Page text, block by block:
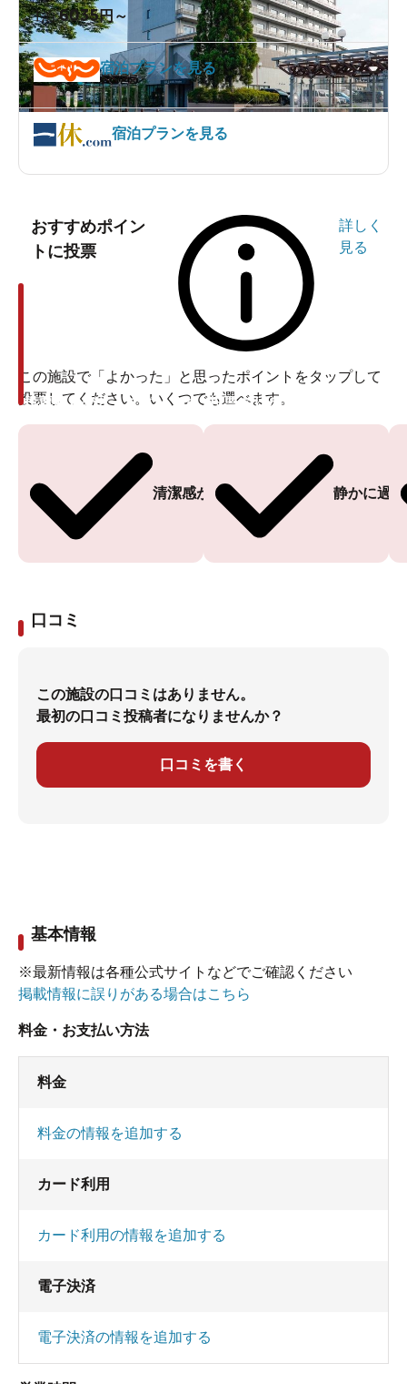
1泊6035円～
宿泊プランを見る
宿泊プランを見る
おすすめポイン
トに投票
詳しく
見る
この施設で「よかった」と思ったポイントをタップして
投票してください。いくつでも選べます。
清潔感がある
投票ありがとうございます
静かに過
投票ありがとうございます
口コミ
この施設の口コミはありません。
最初の口コミ投稿者になりませんか？
口コミを書く
基本情報
※最新情報は各種公式サイトなどでご確認ください
掲載情報に誤りがある場合はこちら
料金・お支払い方法
料金
料金の情報を追加する
カード利用
カード利用の情報を追加する
電子決済
電子決済の情報を追加する